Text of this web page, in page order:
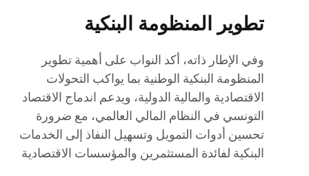
تطوير المنظومة البنكية
وفي الإطار ذاته، أكد النواب على أهمية تطوير
المنظومة البنكية الوطنية بما يواكب التحولات
الاقتصادية والمالية الدولية، ويدعم اندماج الاقتصاد
التونسي في النظام المالي العالمي، مع ضرورة
تحسين أدوات التمويل وتسهيل النفاذ إلى الخدمات
البنكية لفائدة المستثمرين والمؤسسات الاقتصادية